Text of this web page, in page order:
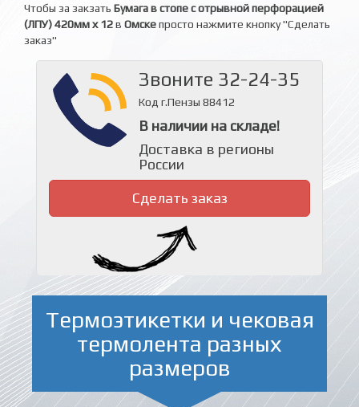
Чтобы за закзать Бумага в стопе с отрывной перфорацией
(ЛПУ) 420мм х 12в Омскепросто нажмите кнопку "Сделать
заказ"
Звоните 32-24-35
Код г.Пензы 88412
В наличии на складе!
Доставка в регионы
России
Сделать заказ
Термоэтикетки и чековая
термолента разных
размеров